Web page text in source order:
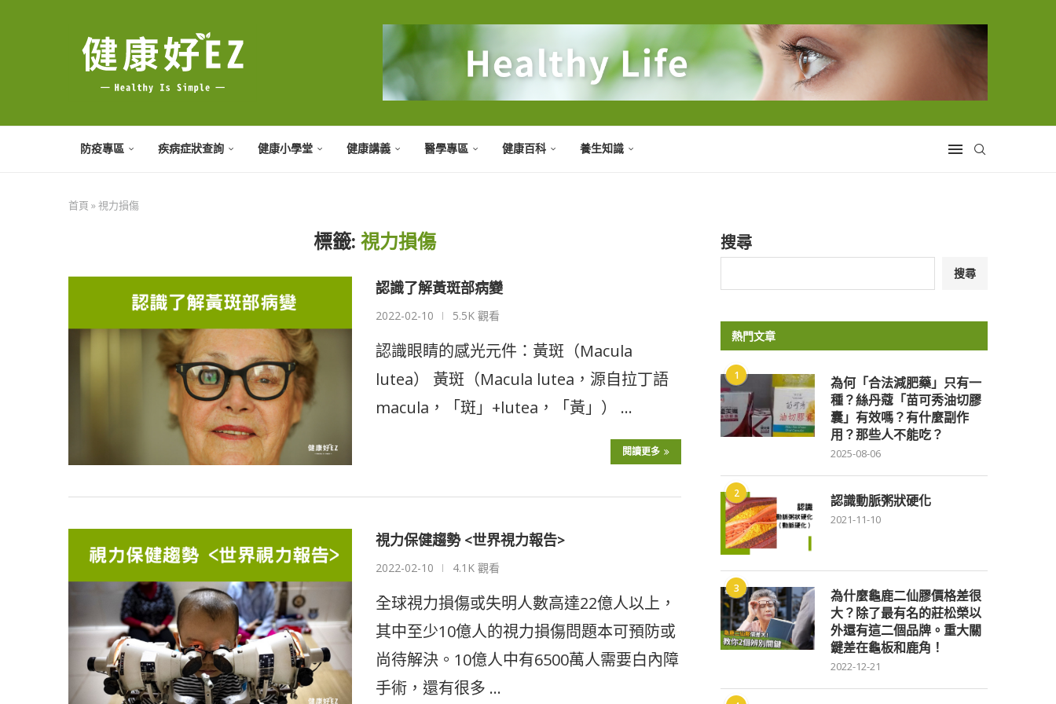
防疫專區 疾病症狀查詢 健康小學堂 健康講義 醫學專區 健康百科 養生知識
首頁 »視力損傷
標籤: 視力損傷
認識了解黃斑部病變
2022-02-10 5.5K 觀看
認識眼睛的感光元件：黃斑（Macula
lutea） 黃斑（Macula lutea，源自拉丁語
macula，「斑」+lutea，「黃」） …
閱讀更多
視力保健趨勢 <世界視力報告>
2022-02-10 4.1K 觀看
全球視力損傷或失明人數高達22億人以上，
其中至少10億人的視力損傷問題本可預防或
尚待解決。10億人中有6500萬人需要白內障
手術，還有很多 …
搜尋
搜尋
熱門文章
1
為何「合法減肥藥」只有一
種？絲丹蔻「苗可秀油切膠
囊」有效嗎？有什麼副作
用？那些人不能吃？
2025-08-06
2 認識動脈粥狀硬化
2021-11-10
3
為什麼龜鹿二仙膠價格差很
大？除了最有名的莊松榮以
外還有這二個品牌。重大關
鍵差在龜板和鹿角！
2022-12-21